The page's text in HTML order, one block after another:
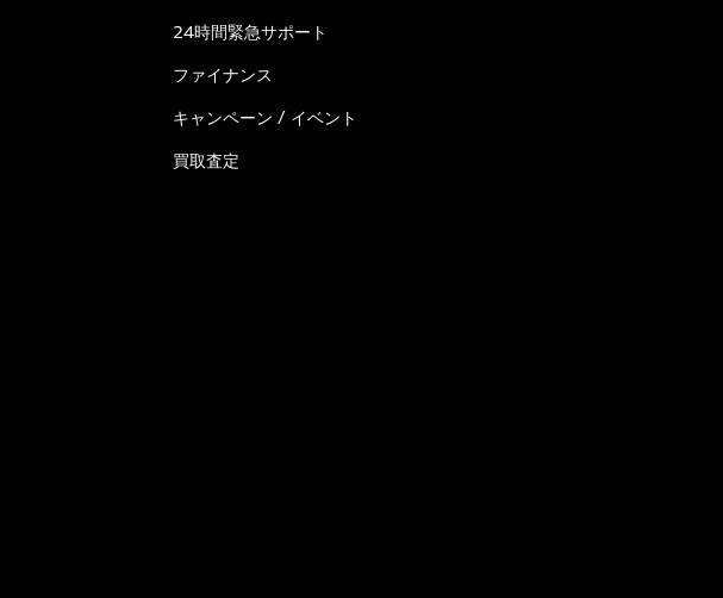
24時間緊急サポート
ファイナンス
キャンペーン / イベント
買取査定